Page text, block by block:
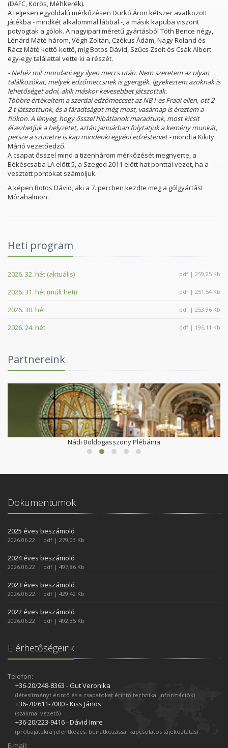
(DAFC, Körös, Méhkerék).
A teljesen egyoldalú mérkőzésen Durkó Áron kétszer avatkozott
játékba - mindkét alkalommal lábbal -, a másik kapuba viszont
potyogtak a gólok. A nagyipari méretű gyártásból Tóth Bence négy,
Lénárd Máté három, Végh Zoltán, Czékus Ádám, Nagy Roland és
Rácz Máté kettő-kettő, míg Botos Dávid, Szűcs Zsolt és Csák Albert
egy-egy találattal vette ki a részét.
- Nehéz mit mondani egy ilyen meccs után. Nem szeretem az olyan
találkozókat, melyek edzőmeccsnek is gyengék. Igyekeztem azoknak is
lehetőséget adni, akik máskor kevesebbet játszottak.
Többre értékeltem a szerdai edzőmeccset az NB I-es Fradi ellen, ott 2-
2-t játszottunk, és a fáradtságot még most, vasárnap is éreztem a
fiúkon. A lényeg, hogy ősszel hibátlanok maradtunk, most kicsit
élvezhetjük a helyzetet, aztán januárban folytatjuk a kemény munkát,
persze a szünetre is kap mindenki egyéni edzéstervet -mondta Kikity
Márió vezetőedző.
A csapat ősszel mind a tizenhárom mérkőzését megnyerte, a
Békéscsaba LA előtt 5, a Szeged 2011 előtt hat ponttal vezet, ha a
vesztett pontokat számoljuk.
A képen Botos Dávid, aki a 7. percben kezdte meg a gólgyártást
Mórahalmon.
Heti program
2026. 32. hét (aktuális) pdf | 259,25 Kb
2026. 31. hét (múlt heti) pdf | 251,54 Kb
2026. 30. hét pdf | 253,96 Kb
2026. 24. hét pdf | 196,11 Kb
Partnereink
Nádi Boldogasszony Plébánia
Dokumentumok
2025 éves beszámoló
2026.06.22. | pdf | 279,03 Kb
2024 éves beszámoló
2026.06.22. | pdf | 497,86 Kb
2023 éves beszámoló
2026.06.22. | pdf | 429,42 Kb
2022 éves beszámoló
2026.06.22. | pdf | 492,35 Kb
Elérhetőségeink
Telefon:
+36-20/248­-8363 - Gut Veronika
(létesítményt érintő és a csapatokat érintő technikai információk)
+36-70/611­-7000 - Kiss János
(szakmai vezető)
+36-20/223­-9416 - Dávid Imre
(próbajátékra jelentkezés, beiratkozással kapcsolatos tájékoztatás)
E-mail: